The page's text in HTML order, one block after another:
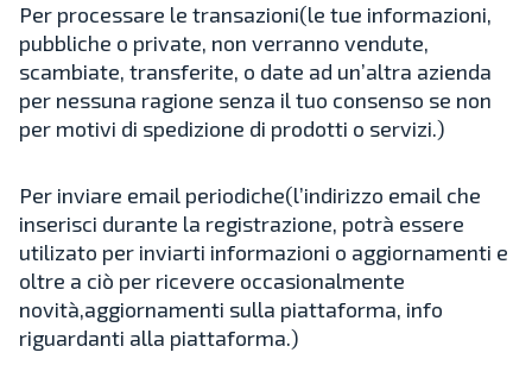
Per processare le transazioni(le tue informazioni,
pubbliche o private, non verranno vendute,
scambiate, transferite, o date ad un’altra azienda
per nessuna ragione senza il tuo consenso se non
per motivi di spedizione di prodotti o servizi.)
Per inviare email periodiche(l’indirizzo email che
inserisci durante la registrazione, potrà essere
utilizato per inviarti informazioni o aggiornamenti e
oltre a ciò per ricevere occasionalmente
novità,aggiornamenti sulla piattaforma, info
riguardanti alla piattaforma.)